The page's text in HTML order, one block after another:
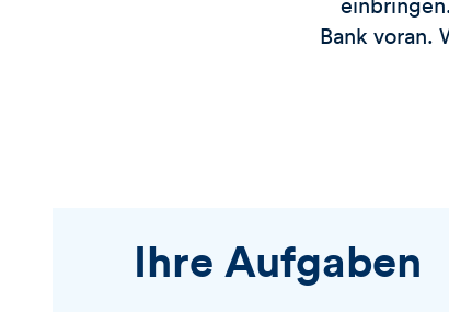
Bank voran.
Ihre Aufgaben